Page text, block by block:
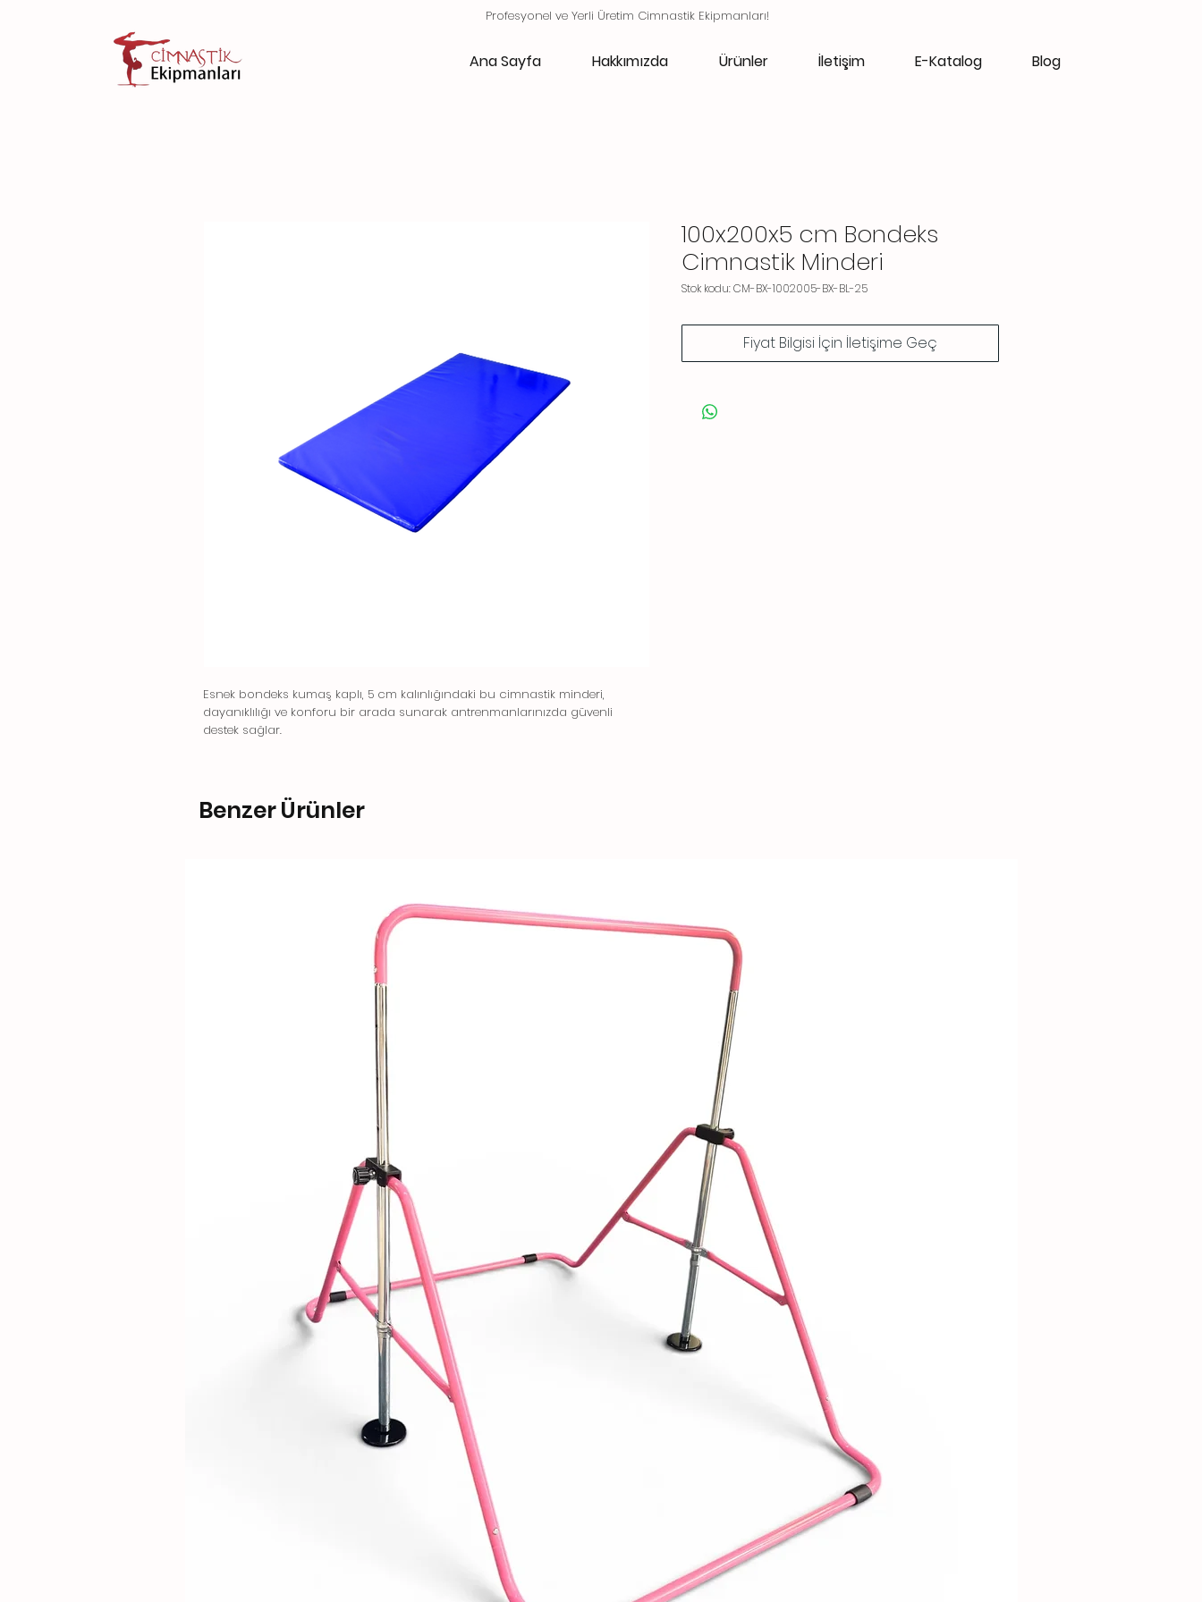
Profesyonel ve Yerli Üretim Cimnastik Ekipmanları!
Ana Sayfa Hakkımızda Ürünler İletişim E-Katalog Blog
Esnek bondeks kumaş kaplı, 5 cm kalınlığındaki bu cimnastik minderi,
dayanıklılığı ve konforu bir arada sunarak antrenmanlarınızda güvenli
destek sağlar.
100x200x5 cm Bondeks
Cimnastik Minderi
Stok kodu: CM-BX-1002005-BX-BL-25
Fiyat Bilgisi İçin İletişime Geç
Benzer Ürünler